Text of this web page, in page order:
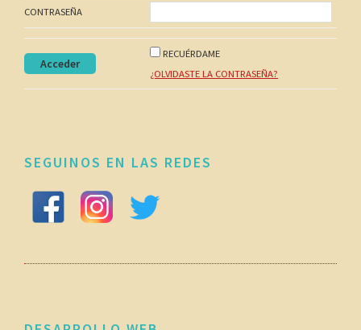
CONTRASEÑA
RECUÉRDAME
¿OLVIDASTE LA CONTRASEÑA?
SEGUINOS EN LAS REDES